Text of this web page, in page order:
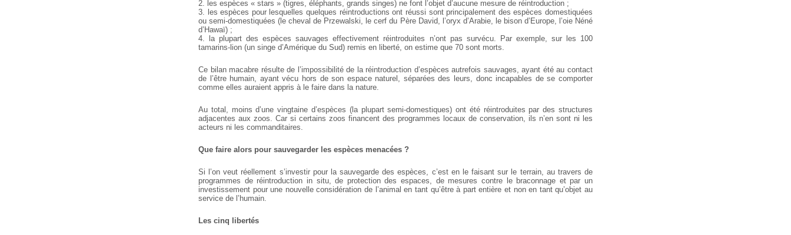
2. les espèces « stars » (tigres, éléphants, grands singes) ne font l’objet d’aucune mesure de réintroduction ;
3. les espèces pour lesquelles quelques réintroductions ont réussi sont principalement des espèces domestiquées
ou semi-domestiquées (le cheval de Przewalski, le cerf du Père David, l’oryx d’Arabie, le bison d’Europe, l’oie Néné
d’Hawaï) ;
4. la plupart des espèces sauvages effectivement réintroduites n’ont pas survécu. Par exemple, sur les 100
tamarins-lion (un singe d’Amérique du Sud) remis en liberté, on estime que 70 sont morts.
Ce bilan macabre résulte de l’impossibilité de la réintroduction d’espèces autrefois sauvages, ayant été au contact
de l’être humain, ayant vécu hors de son espace naturel, séparées des leurs, donc incapables de se comporter
comme elles auraient appris à le faire dans la nature.
Au total, moins d’une vingtaine d’espèces (la plupart semi-domestiques) ont été réintroduites par des structures
adjacentes aux zoos. Car si certains zoos financent des programmes locaux de conservation, ils n’en sont ni les
acteurs ni les commanditaires.
Que faire alors pour sauvegarder les espèces menacées ?
Si l’on veut réellement s’investir pour la sauvegarde des espèces, c’est en le faisant sur le terrain, au travers de
programmes de réintroduction in situ, de protection des espaces, de mesures contre le braconnage et par un
investissement pour une nouvelle considération de l’animal en tant qu’être à part entière et non en tant qu’objet au
service de l’humain.
Les cinq libertés